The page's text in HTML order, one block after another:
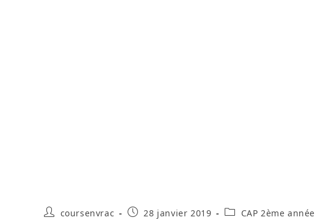
Auteur/autrice
coursenvrac
Publication
28 janvier 2019
PostCAP 2ème année